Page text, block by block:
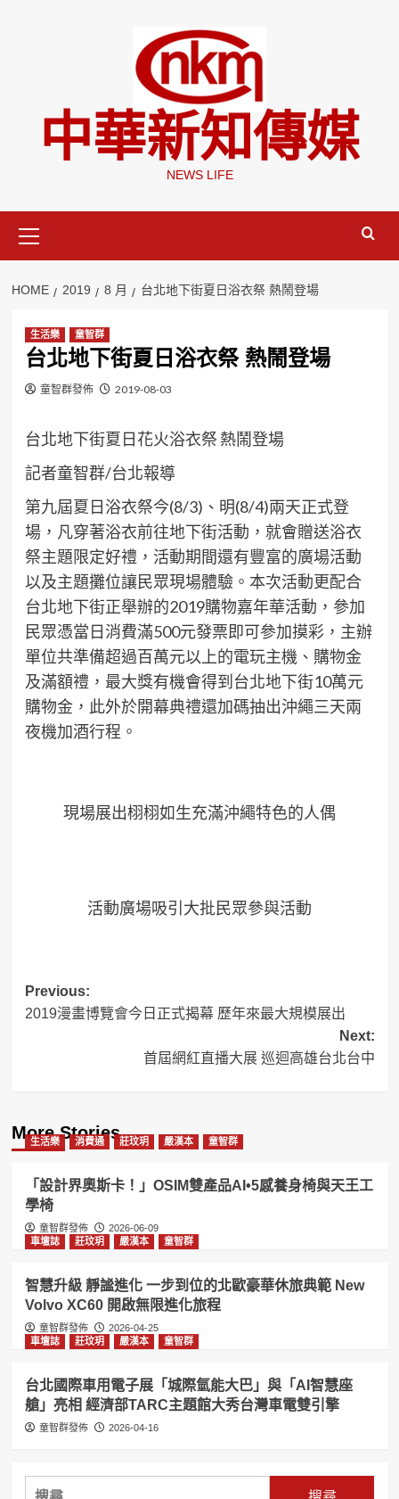
中華新知傳媒
NEWS LIFE
Menu
HOME 2019 8 月 台北地下街夏日浴衣祭 熱鬧登場
生活樂 童智群
台北地下街夏日浴衣祭 熱鬧登場
童智群發佈 2019-08-03
台北地下街夏日花火浴衣祭 熱鬧登場
記者童智群/台北報導
第九屆夏日浴衣祭今(8/3)、明(8/4)兩天正式登
場，凡穿著浴衣前往地下街活動，就會贈送浴衣
祭主題限定好禮，活動期間還有豐富的廣場活動
以及主題攤位讓民眾現場體驗。本次活動更配合
台北地下街正舉辦的2019購物嘉年華活動，參加
民眾憑當日消費滿500元發票即可參加摸彩，主辦
單位共準備超過百萬元以上的電玩主機、購物金
及滿額禮，最大獎有機會得到台北地下街10萬元
購物金，此外於開幕典禮還加碼抽出沖繩三天兩
夜機加酒行程。
現場展出栩栩如生充滿沖繩特色的人偶
活動廣場吸引大批民眾參與活動
Post
navigation
Previous:
2019漫畫博覽會今日正式揭幕 歷年來最大規模展出
Next:
首屆網紅直播大展 巡迴高雄台北台中
More Stories
生活樂 消費通 莊玟玥 嚴漢本 童智群
「設計界奧斯卡！」OSIM雙產品AI•5感養身椅與天王工
學椅
童智群發佈
2026-06-09
車壇誌
莊玟玥 嚴漢本 童智群
智慧升級 靜謐進化 一步到位的北歐豪華休旅典範 New
Volvo XC60 開啟無限進化旅程
童智群發佈
2026-04-25
車壇誌
莊玟玥 嚴漢本 童智群
台北國際車用電子展「城際氫能大巴」與「AI智慧座
艙」亮相 經濟部TARC主題館大秀台灣車電雙引擎
童智群發佈 2026-04-16
搜